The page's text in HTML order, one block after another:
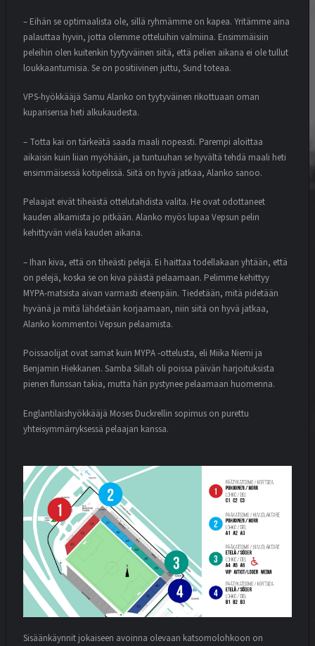
– Eihän se optimaalista ole, sillä ryhmämme on kapea. Yritämme aina
palauttaa hyvin, jotta olemme otteluihin valmiina. Ensimmäisiin
peleihin olen kuitenkin tyytyväinen siitä, että pelien aikana ei ole tullut
loukkaantumisia. Se on positiivinen juttu, Sund toteaa.
VPS-hyökkääjä Samu Alanko on tyytyväinen rikottuaan oman
kuparisensa heti alkukaudesta.
– Totta kai on tärkeätä saada maali nopeasti. Parempi aloittaa
aikaisin kuin liian myöhään, ja tuntuuhan se hyvältä tehdä maali heti
ensimmäisessä kotipelissä. Siitä on hyvä jatkaa, Alanko sanoo.
Pelaajat eivät tiheästä ottelutahdista valita. He ovat odottaneet
kauden alkamista jo pitkään. Alanko myös lupaa Vepsun pelin
kehittyvän vielä kauden aikana.
– Ihan kiva, että on tiheästi pelejä. Ei haittaa todellakaan yhtään, että
on pelejä, koska se on kiva päästä pelaamaan. Pelimme kehittyy
MYPA-matsista aivan varmasti eteenpäin. Tiedetään, mitä pidetään
hyvänä ja mitä lähdetään korjaamaan, niin siitä on hyvä jatkaa,
Alanko kommentoi Vepsun pelaamista.
Poissaolijat ovat samat kuin MYPA -ottelusta, eli Miika Niemi ja
Benjamin Hiekkanen. Samba Sillah oli poissa päivän harjoituksista
pienen flunssan takia, mutta hän pystynee pelaamaan huomenna.
Englantilaishyökkääjä Moses Duckrellin sopimus on purettu
yhteisymmärryksessä pelaajan kanssa.
Sisäänkäynnit jokaiseen avoinna olevaan katsomolohkoon on